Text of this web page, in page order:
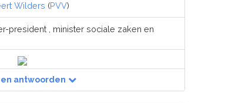
Wilders (PVV)
president , minister sociale zaken en
antwoorden